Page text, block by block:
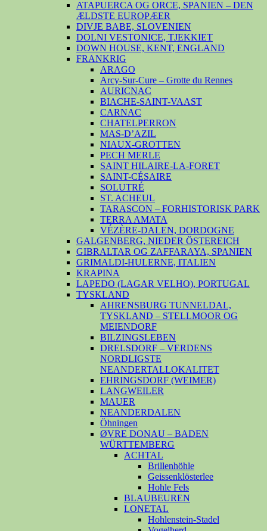
ATAPUERCA OG ORCE, SPANIEN – DEN
ÆLDSTE EUROPÆER
DIVJE BABE, SLOVENIEN
DOLNI VESTONICE, TJEKKIET
DOWN HOUSE, KENT, ENGLAND
FRANKRIG
ARAGO
Arcy-Sur-Cure – Grotte du Rennes
AURICNAC
BIACHE-SAINT-VAAST
CARNAC
CHATELPERRON
MAS-D’AZIL
NIAUX-GROTTEN
PECH MERLE
SAINT HILAIRE-LA-FORET
SAINT-CÉSAIRE
SOLUTRÉ
ST. ACHEUL
TARASCON – FORHISTORISK PARK
TERRA AMATA
VÉZÈRE-DALEN, DORDOGNE
GALGENBERG, NIEDER ÖSTEREICH
GIBRALTAR OG ZAFFARAYA, SPANIEN
GRIMALDI-HULERNE, ITALIEN
KRAPINA
LAPEDO (LAGAR VELHO), PORTUGAL
TYSKLAND
AHRENSBURG TUNNELDAL,
TYSKLAND – STELLMOOR OG
MEIENDORF
BILZINGSLEBEN
DRELSDORF – VERDENS
NORDLIGSTE
NEANDERTALLOKALITET
EHRINGSDORF (WEIMER)
LANGWEILER
MAUER
NEANDERDALEN
Öhningen
ØVRE DONAU – BADEN
WÜRTTEMBERG
ACHTAL
Brillenhöhle
Geissenklösterlee
Hohle Fels
BLAUBEUREN
LONETAL
Hohlenstein-Stadel